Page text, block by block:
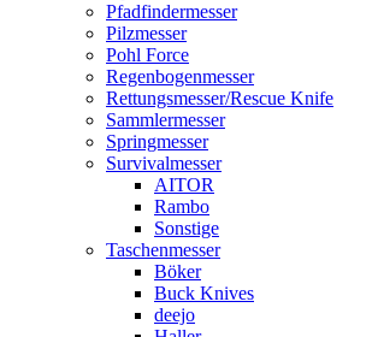
Pfadfindermesser
Pilzmesser
Pohl Force
Regenbogenmesser
Rettungsmesser/Rescue Knife
Sammlermesser
Springmesser
Survivalmesser
AITOR
Rambo
Sonstige
Taschenmesser
Böker
Buck Knives
deejo